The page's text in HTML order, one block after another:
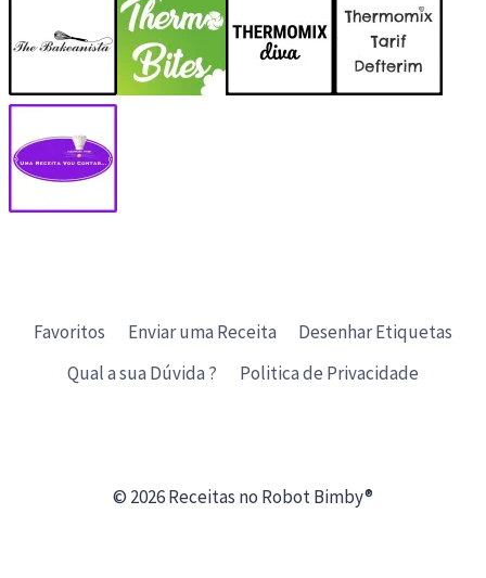
Favoritos Enviar uma Receita
Desenhar Etiquetas
Qual a sua Dúvida ?
Politica de Privacidade
© 2026 Receitas no Robot Bimby®